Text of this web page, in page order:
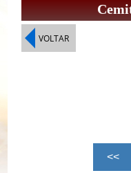
VOLTAR